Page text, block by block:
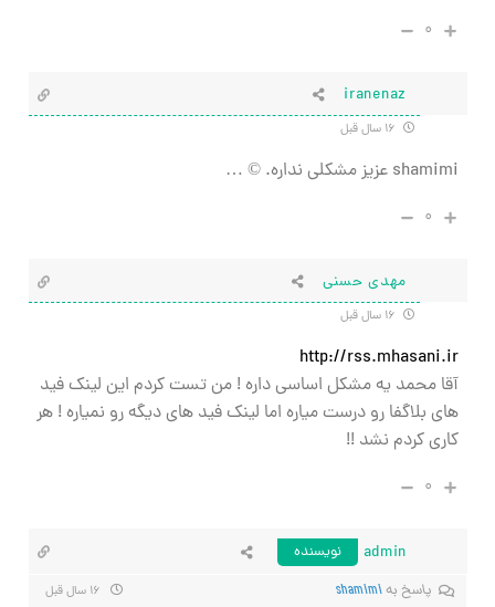
۰
iranenaz
shamimi عزیز مشکلی نداره. © …
۰
مهدی حسنی
http://rss.mhasani.ir
آقا محمد یه مشکل اساسی داره ! من تست کردم این لینک فید
های بلاگفا رو درست میاره اما لینک فید های دیگه رو نمیاره ! هر
کاری کردم نشد !!
۰
admin
نویسنده
پاسخ بهshamimi